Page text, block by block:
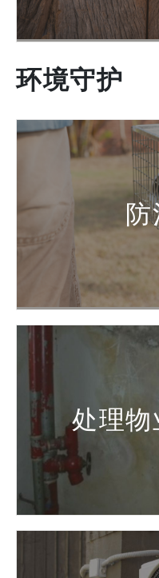
环境守护
处理